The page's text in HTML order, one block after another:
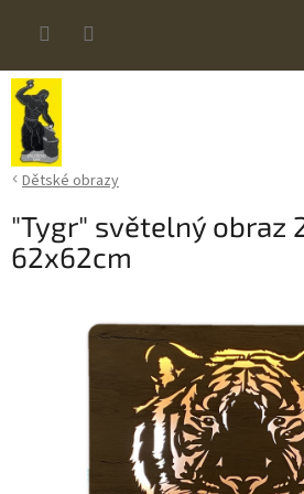
Dětské obrazy
"Tygr" světelný obraz
62x62cm